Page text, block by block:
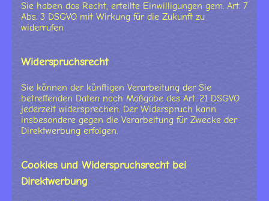
Sie haben das Recht, erteilte Einwilligungen gem. Art. 7
Abs. 3 DSGVO mit Wirkung für die Zukunft zu
widerrufen
Widerspruchsrecht
Sie können der künftigen Verarbeitung der Sie
betreffenden Daten nach Maßgabe des Art. 21 DSGVO
jederzeit widersprechen. Der Widerspruch kann
insbesondere gegen die Verarbeitung für Zwecke der
Direktwerbung erfolgen.
Cookies und Widerspruchsrecht bei
Direktwerbung